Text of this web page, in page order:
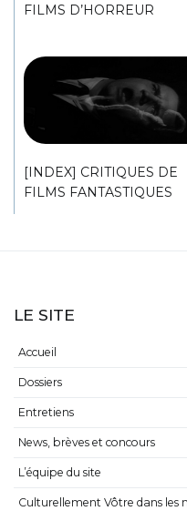
FILMS D’HORREUR
[INDEX] CRITIQUES DE
FILMS FANTASTIQUES
LE SITE
Accueil
Dossiers
Entretiens
News, brèves et concours
L’équipe du site
Culturellement Vôtre dans les